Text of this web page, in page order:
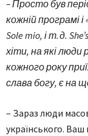
– Просто був
кожній програмі
Sole mio, і т. д.
хіти, на які
кожного року
слава богу, є на
– Зараз люди
українського. Ваш